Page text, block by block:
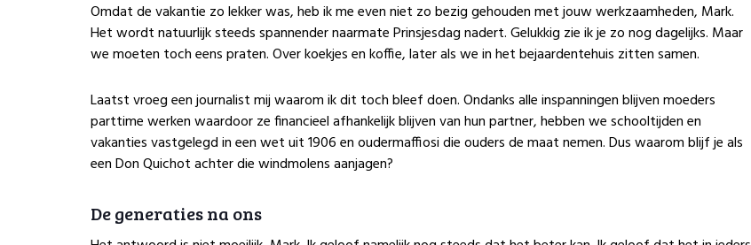
Omdat de vakantie zo lekker was, heb ik me even niet zo bezig gehouden met jouw werkzaamheden, Mark.
Het wordt natuurlijk steeds spannender naarmate Prinsjesdag nadert. Gelukkig zie ik je zo nog dagelijks. Maar
we moeten toch eens praten. Over koekjes en koffie, later als we in het bejaardentehuis zitten samen.
Laatst vroeg een journalist mij waarom ik dit toch bleef doen. Ondanks alle inspanningen blijven moeders
parttime werken waardoor ze financieel afhankelijk blijven van hun partner, hebben we schooltijden en
vakanties vastgelegd in een wet uit 1906 en oudermaffiosi die ouders de maat nemen. Dus waarom blijf je als
een Don Quichot achter die windmolens aanjagen?
De generaties na ons